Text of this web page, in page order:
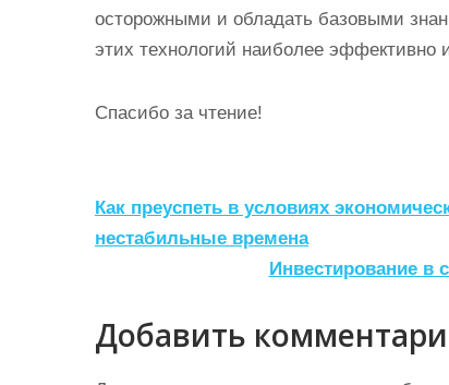
осторожными и обладать базовыми
этих технологий наиболее эффективно
Спасибо за чтение!
Н
а
и
г
Как преуспеть в условиях
нестабильные времена
Инвестирование в
Добавить